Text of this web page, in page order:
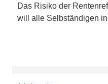
Das Risiko der
will alle Selbständigen